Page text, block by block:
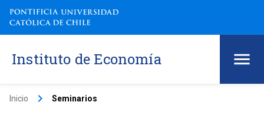
Instituto de Economía
Inicio keyboard_arrow_right Seminarios